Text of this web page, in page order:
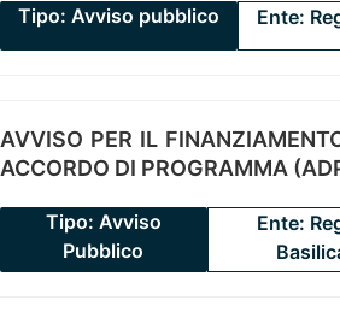
Tipo: Avviso pubblico Ente:
AVVISO PER IL
ACCORDO DI PROGRAMMA
Tipo: Avviso
Pubblico
Ente: